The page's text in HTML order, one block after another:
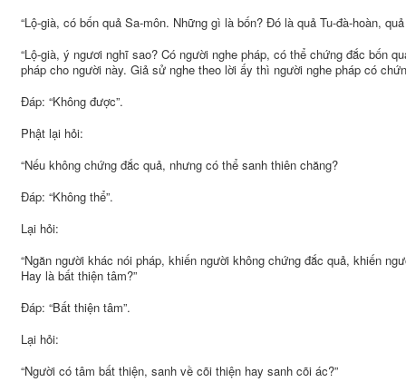
“Lộ-già, có bốn quả Sa-môn. Những gì là bốn? Đó là quả Tu-đà-hoàn,
“Lộ-già, ý ngươi nghĩ sao? Có người nghe pháp, có thể chứng đắc bốn
pháp cho người này. Giả sử nghe theo lời ấy thì người nghe pháp có
Đáp: “Không được”.
Phật lại hỏi:
“Nếu không chứng đắc quả, nhưng có thể sanh thiên chăng?
Đáp: “Không thể”.
Lại hỏi:
“Ngăn người khác nói pháp, khiến người không chứng đắc quả, khiến
Hay là bất thiện tâm?”
Đáp: “Bất thiện tâm”.
Lại hỏi:
“Người có tâm bất thiện, sanh về cõi thiện hay sanh cõi ác?”